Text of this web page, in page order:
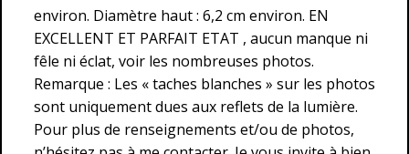
environ. Diamètre haut : 6,2 cm environ. EN
EXCELLENT ET PARFAIT ETAT , aucun manque ni
fêle ni éclat, voir les nombreuses photos.
Remarque : Les « taches blanches » sur les photos
sont uniquement dues aux reflets de la lumière.
Pour plus de renseignements et/ou de photos,